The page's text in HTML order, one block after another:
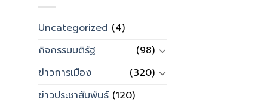
Uncategorized (4)
กิจกรรมมติรัฐ
(98)
ข่าวการเมือง
(320)
ข่าวประชาสัมพันธ์(120)